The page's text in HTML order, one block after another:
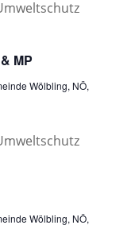
MP
Wölbling, NÖ,
Wölbling, NÖ,